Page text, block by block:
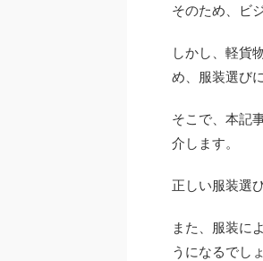
そのため、ビ
しかし、軽貨
め、服装選び
そこで、本記
介します。
正しい服装選
また、服装に
うになるでし